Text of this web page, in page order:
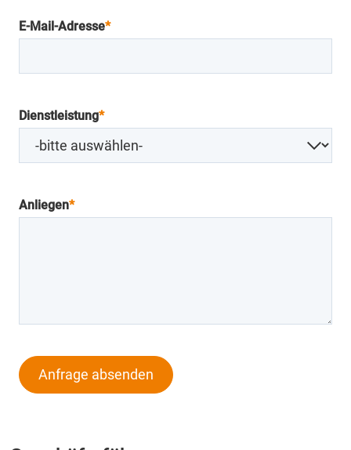
E-Mail-Adresse*
Dienstleistung*
Anliegen*